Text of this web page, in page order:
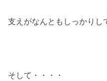
支えがなんともしっかりし
そして・・・・